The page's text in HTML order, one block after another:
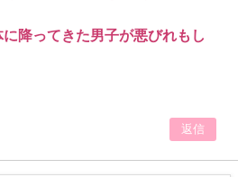
に降ってきた男子が悪びれもし
返信